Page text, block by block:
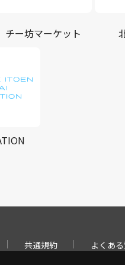
チー坊マーケット
共通規約
よくある